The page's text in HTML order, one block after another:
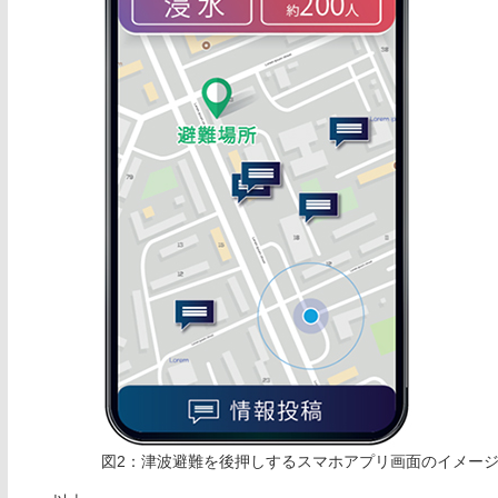
図2：津波避難を後押しするスマホアプリ画面のイメー